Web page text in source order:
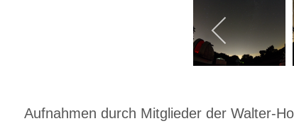
Aufnahmen durch Mitglieder der Walter-